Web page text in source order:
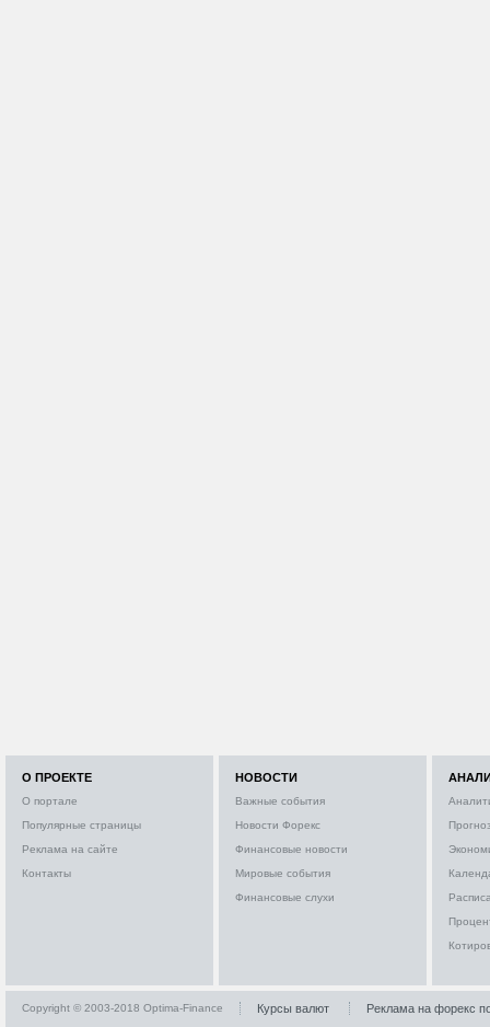
О ПРОЕКТЕ
О портале
Популярные страницы
Реклама на сайте
Контакты
НОВОСТИ
Важные события
Новости Форекс
Финансовые новости
Мировые события
Финансовые слухи
Copyright © 2003-2018 Optima-Finance Курсы валют Реклама на форекс